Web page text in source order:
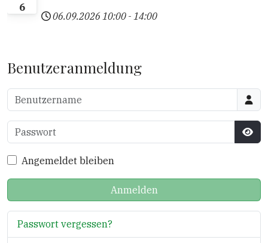
6
06.09.202610:00 - 14:00
Benutzeranmeldung
Benutzername
Passwort
Angemeldet bleiben
Anmelden
Passwort vergessen?